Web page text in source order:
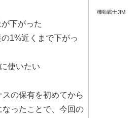
機動戦士JIM
下がった
1%近くまで下がっ
使いたい
の保有を初めてから
なったことで、今回の